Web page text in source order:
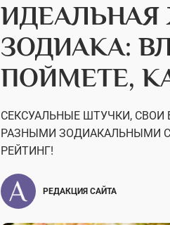
ЗОДИАКА:
ПОЙМЕТЕ,
СЕКСУАЛЬНЫЕ ШТУЧКИ,
РАЗНЫМИ ЗОДИАКАЛЬНЫМИ
РЕЙТИНГ!
РЕДАКЦИЯ САЙТА